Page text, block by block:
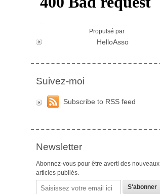
Propulsé par
HelloAsso
Suivez-moi
Subscribe to RSS feed
Newsletter
Abonnez-vous pour être averti des nouveaux
articles publiés.
Email